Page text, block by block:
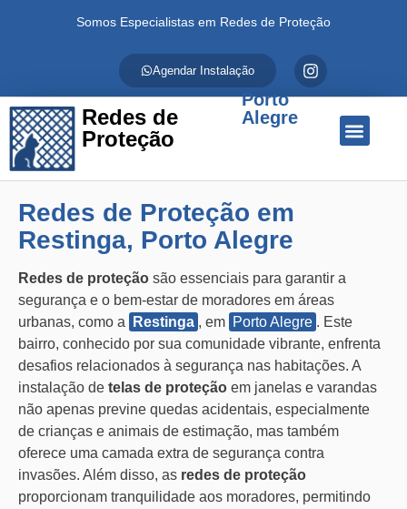
Somos Especialistas em Redes de Proteção
Agendar Instalação
Redes de
Proteção
Porto
Alegre
Redes de Proteção em
Restinga, Porto Alegre
Redes de proteção são essenciais para garantir a
segurança e o bem-estar de moradores em áreas
urbanas, como a
Restinga , em Porto Alegre . Este
bairro, conhecido por sua comunidade vibrante, enfrenta
desafios relacionados à segurança nas habitações. A
instalação de telas de proteção em janelas e varandas
não apenas previne quedas acidentais, especialmente
de crianças e animais de estimação, mas também
oferece uma camada extra de segurança contra
invasões. Além disso, as redes de proteção
proporcionam tranquilidade aos moradores, permitindo